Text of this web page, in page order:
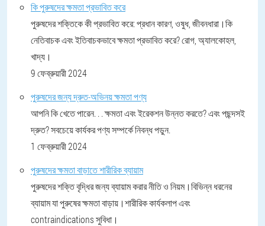
কি পুরুষদের ক্ষমতা প্রভাবিত করে
পুরুষদের শক্তিকে কী প্রভাবিত করে: প্রধান কারণ, ওষুধ, জীবনধারা।কি
নেতিবাচক এবং ইতিবাচকভাবে ক্ষমতা প্রভাবিত করে? রোগ, অ্যালকোহল,
খাদ্য।
9 ফেব্রুয়ারী 2024
পুরুষদের জন্য দ্রুত-অভিনয় ক্ষমতা পণ্য
আপনি কি খেতে পারেন. . . ক্ষমতা এবং ইরেকশন উন্নত করতে? এবং পছন্দসই
দ্রুত? সবচেয়ে কার্যকর পণ্য সম্পর্কে নিবন্ধ পড়ুন.
1 ফেব্রুয়ারী 2024
পুরুষদের ক্ষমতা বাড়াতে শারীরিক ব্যায়াম
পুরুষদের শক্তি বৃদ্ধির জন্য ব্যায়াম করার নীতি ও নিয়ম।বিভিন্ন ধরনের
ব্যায়াম যা পুরুষের ক্ষমতা বাড়ায়।শারীরিক কার্যকলাপ এবং
contraindications সুবিধা।